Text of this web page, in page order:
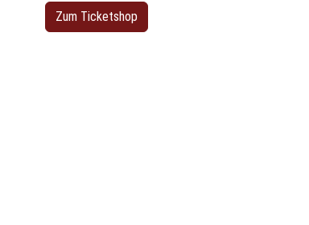
Zum Ticketshop